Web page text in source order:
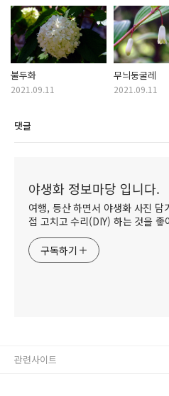
불두화
2021.09.11
무늬둥굴레
2021.09.11
댓글
야생화 정보마당 입니다.
여행, 등산 하면서 야생화 사진 담
접 고치고 수리(DIY) 하는 것을 좋
구독하기
관련사이트